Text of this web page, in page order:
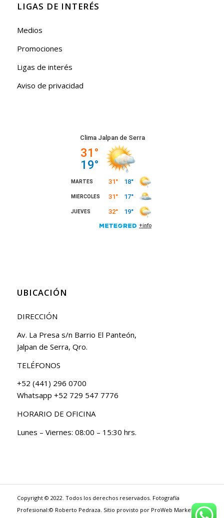
LIGAS DE INTERÉS
Medios
Promociones
Ligas de interés
Aviso de privacidad
UBICACIÓN
DIRECCIÓN
Av. La Presa s/n Barrio El Panteón,
Jalpan de Serra, Qro.
TELÉFONOS
+52 (441) 296 0700
Whatsapp +52 729 547 7776
HORARIO DE OFICINA
Lunes – Viernes: 08:00 – 15:30 hrs.
Copyright © 2022. Todos los derechos reservados. Fotografía
Profesional:© Roberto Pedraza. Sitio provisto por ProWeb Marketing